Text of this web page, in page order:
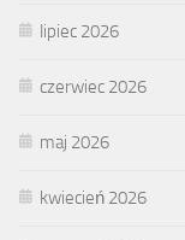
lipiec 2026
czerwiec 2026
maj 2026
kwiecień 2026